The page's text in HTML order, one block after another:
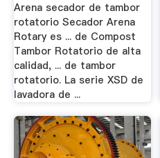
Arena secador de tambor
rotatorio Secador Arena
Rotary es ... de Compost
Tambor Rotatorio de alta
calidad, ... de tambor
rotatorio. La serie XSD de
lavadora de ...